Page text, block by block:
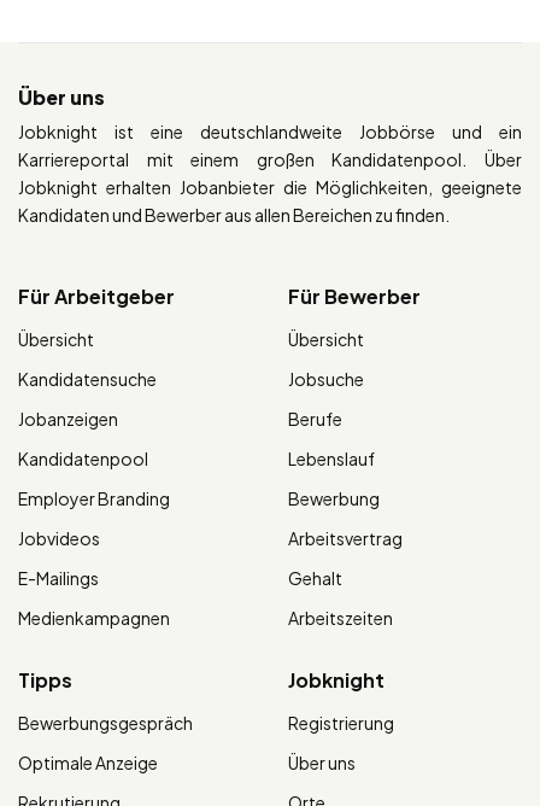
Über uns
Jobknight ist eine deutschlandweite Jobbörse und ein
Karriereportal mit einem großen Kandidatenpool. Über
Jobknight erhalten Jobanbieter die Möglichkeiten, geeignete
Kandidaten und Bewerber aus allen Bereichen zu finden.
Für Arbeitgeber
Übersicht
Kandidatensuche
Jobanzeigen
Kandidatenpool
Employer Branding
Jobvideos
E-Mailings
Medienkampagnen
Für Bewerber
Übersicht
Jobsuche
Berufe
Lebenslauf
Bewerbung
Arbeitsvertrag
Gehalt
Arbeitszeiten
Tipps
Bewerbungsgespräch
Optimale Anzeige
Jobknight
Registrierung
Über uns